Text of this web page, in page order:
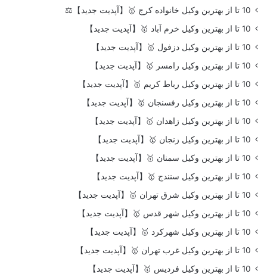
10 تا از بهترین وکیل خانواده کرج 🥇【آپدیت جدید】⚖️
10 تا از بهترین وکیل خرم آباد 🥇【آپدیت جدید】
10 تا از بهترین وکیل دزفول 🥇【آپدیت جدید】
10 تا از بهترین وکیل رامسر 🥇【آپدیت جدید】
10 تا از بهترین وکیل رباط کریم 🥇【آپدیت جدید】
10 تا از بهترین وکیل رفسنجان 🥇【آپدیت جدید】
10 تا از بهترین وکیل زاهدان 🥇【آپدیت جدید】
10 تا از بهترین وکیل زنجان 🥇【آپدیت جدید】
10 تا از بهترین وکیل سمنان 🥇【آپدیت جدید】
10 تا از بهترین وکیل سنندج 🥇【آپدیت جدید】
10 تا از بهترین وکیل شرق تهران 🥇【آپدیت جدید】
10 تا از بهترین وکیل شهر قدس 🥇【آپدیت جدید】
10 تا از بهترین وکیل شهرکرد 🥇【آپدیت جدید】
10 تا از بهترین وکیل غرب تهران 🥇【آپدیت جدید】
10 تا از بهترین وکیل فردیس 🥇【آپدیت جدید】